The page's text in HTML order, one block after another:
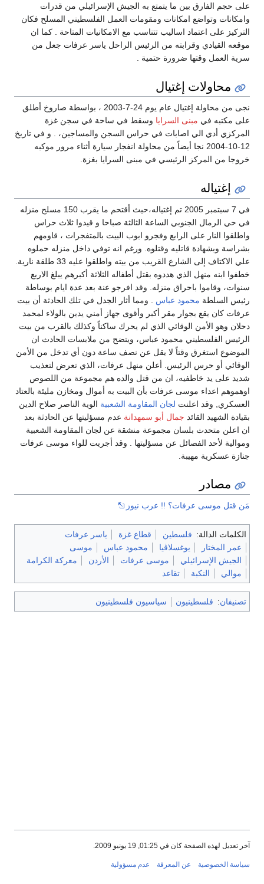
على حجم الفارق بين ما يتمتع به الجيش الإسرائيلي من قدرات
وامكانات وتواضع امكانات ومقومات العمل الفلسطيني المسلح فكان
التركيز على اعتماد اساليب تتناسب مع الامكانيات المتاحة . كما ان
موقعه القيادي وقرابته من الرئيس الراحل ياسر عرفات جعل من
سرية العمل وقتها ضرورة حتمية .
محاولات إغتيال
نجى من محاولة إغتيال عام يوم 24-7-2003 ، بواسطة صاروخ أطلق
على مكتبه في مبنى السرايا وسقط في ساحة في سجن غزة
المركزي أدي الي اصابات في حراس السجن والمساجين، . و في تاريخ
12-10-2004 نجا أيضاً من محاولة انفجار سيارة أثناء مرور موكبه
خروجا من المركز الرئيسي في مبنى السرايا بغزة.
إغتياله
في 7 سبتمبر 2005 تم إغتياله،حيث أقتحم ما يقرب 150 مسلح منزله
في حي الرمال الجنوبي الساعة الثالثة صباحا و قيدوا ثلاث حراس
واطلقوا النار على الرابع وفجرو ابوب البيت بالمتفجرات ، قاومهم
بشراسة وبشهادة قاتليه وقتلوه. ورغم انه توفي داخل منزله حملوه
علي الاكتاف إلى الشارع القريب من بيته واطلقوا عليه 33 طلقة نارية.
خطفوا ابنه منهل الذي هددوه بقتل أطفاله الثلاثة أكبرهم يبلغ الاربع
سنوات، وقاموا باحراق منزله. وقد افرجو عنة بعد عدة ايام بوساطة
رئيس السلطة محمود عباس . ومما أثار الجدل في تلك الحادثة أن بيت
عرفات كان يقع بجوار مقر أكبر وأقوى جهاز أمني يدين بالولاء لمحمد
دحلان وهو الأمن الوقائي الذي لم يحرك ساكناً وكذلك بالقرب من بيت
الرئيس الفلسطيني محمود عباس، ويتضح من ملابسات الحادث ان
الموضوع استغرق وقتاً لا يقل عن نصف ساعة دون أي تدخل من الأمن
الوقائي أو حرس الرئيس. أعلن منهل عرفات، الذي تعرض لتعذيب
شديد على يد خاطفيه، ان من قتل والده هم مجموعة من اللصوص
اوهموهم اعداء موسى عرفات بأن البيت به أموال ومخازن مليئة بالعتاد
العسكري, وقد اعلنت لجان المقاومة الشعبية الوية الناصر صلاح الدين
بقيادة الشهيد القائد جمال أبو سمهدانة عدم مسؤليتها عن الحادثة بعد
ان اعلن متحدث بلسان مجموعة منشقة عن لجان المقاومة الشعبية
وموالية لأحد الفصائل عن مسؤليتها . وقد أجريت للواء موسى عرفات
جنازة عسكرية مهيبة.
مصادر
مَن قتل موسى عرفات؟ !! عرب نيوز
الكلمات الدالة: فلسطين قطاع غزة
ياسر عرفات
عمر المختار
يوغسلاڤيا محمود عباس
موسى
الجيش الإسرائيلي
موسى عرفات الأردن
معركة الكرامة
موالي
النكبة تقاعد
تصنيفان: فلسطينيون سياسيون فلسطينيون
آخر تعديل لهذه الصفحة كان في 01:25, 19 يونيو 2009.
سياسة الخصوصية عن المعرفة عدم مسؤولية